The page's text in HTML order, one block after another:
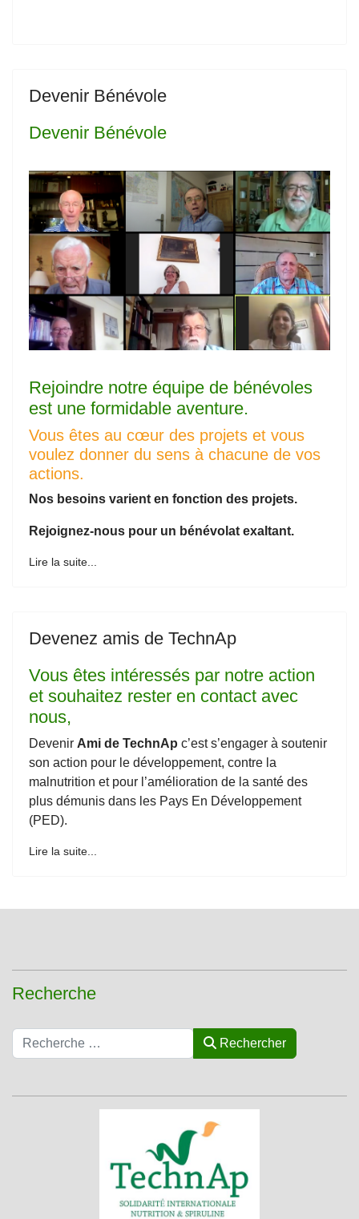
Devenir Bénévole
Devenir Bénévole
Rejoindre notre équipe de bénévoles
est une formidable aventure.
Vous êtes au cœur des projets et vous
voulez donner du sens à chacune de vos
actions.
Nos besoins varient en fonction des projets.
Rejoignez-nous pour un bénévolat exaltant.
Lire la suite...
Devenez amis de TechnAp
Vous êtes intéressés par notre action
et souhaitez rester en contact avec
nous,
Devenir Ami de TechnAp c’est s’engager à soutenir
son action pour le développement, contre la
malnutrition et pour l’amélioration de la santé des
plus démunis dans les Pays En Développement
(PED).
Lire la suite...
Recherche
Rechercher Rechercher